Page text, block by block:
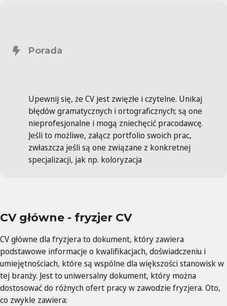
Porada
Upewnij się, że CV jest zwięzłe i czytelne. Unikaj
błędów gramatycznych i ortograficznych; są one
nieprofesjonalne i mogą zniechęcić pracodawcę.
Jeśli to możliwe, załącz portfolio swoich prac,
zwłaszcza jeśli są one związane z konkretnej
specjalizacji, jak np. koloryzacja
CV główne - fryzjer CV
CV główne dla fryzjera to dokument, który zawiera
podstawowe informacje o kwalifikacjach, doświadczeniu i
umiejętnościach, które są wspólne dla większości stanowisk w
tej branży. Jest to uniwersalny dokument, który można
dostosować do różnych ofert pracy w zawodzie fryzjera. Oto,
co zwykle zawiera: